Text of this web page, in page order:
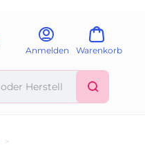
Anmelden Warenkorb
>